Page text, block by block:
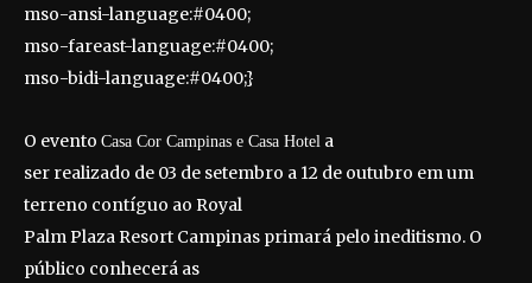
mso-ansi-language:#0400;
mso-fareast-language:#0400;
mso-bidi-language:#0400;}
O evento Casa Cor Campinas e Casa Hotel a
ser realizado de 03 de setembro a 12 de outubro em um
terreno contíguo ao Royal
Palm Plaza Resort Campinas primará pelo ineditismo. O
público conhecerá as